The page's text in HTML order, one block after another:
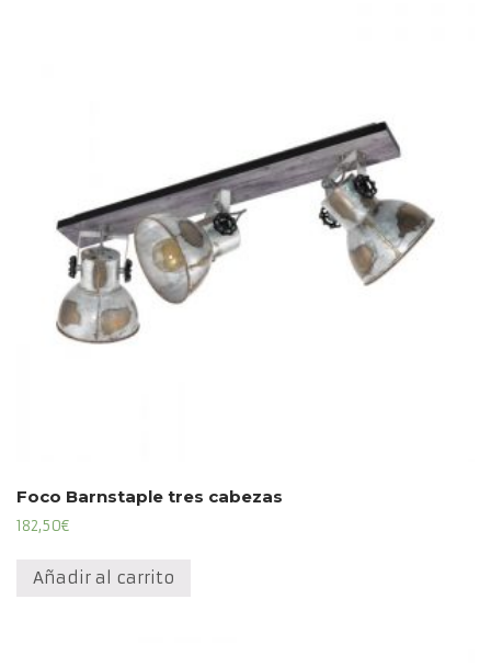
Foco Barnstaple tres cabezas
182,50€
Añadir al carrito